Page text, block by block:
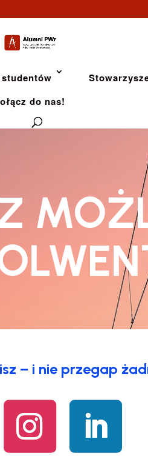
studentów
do nas!
– i nie przegap